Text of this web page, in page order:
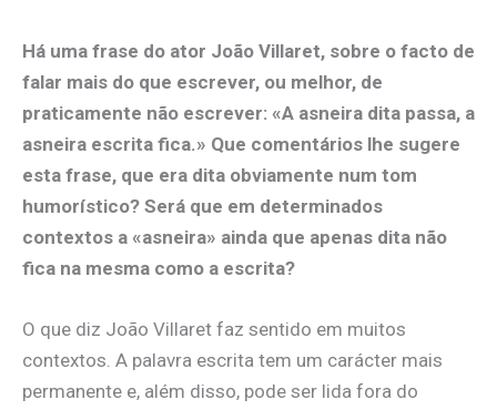
Há uma frase do ator João Villaret, sobre o facto de
falar mais do que escrever, ou melhor, de
praticamente não escrever: «A asneira dita passa, a
asneira escrita fica.» Que comentários lhe sugere
esta frase, que era dita obviamente num tom
humorístico? Será que em determinados
contextos a «asneira» ainda que apenas dita não
fica na mesma como a escrita?
O que diz João Villaret faz sentido em muitos
contextos. A palavra escrita tem um carácter mais
permanente e, além disso, pode ser lida fora do